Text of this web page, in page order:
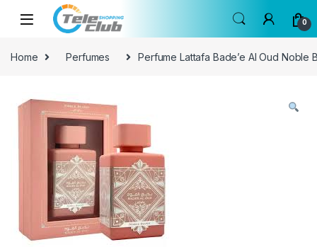
Skip to navigation
Skip to content
0
Home Perfumes Perfume Lattafa Bade’e Al Oud Noble